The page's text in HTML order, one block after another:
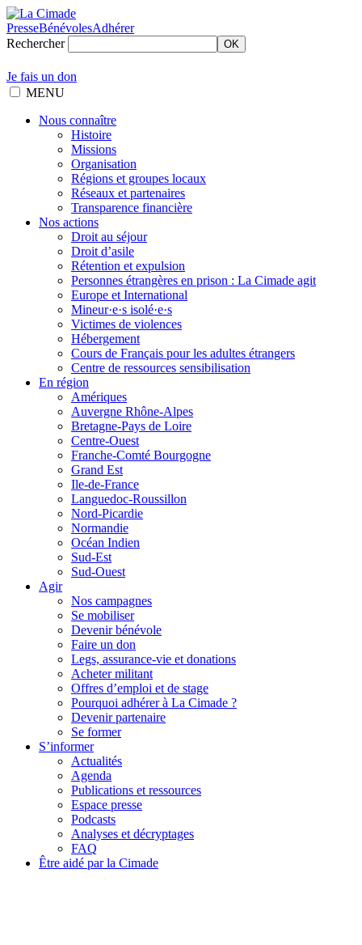
PresseBénévolesAdhérer
Rechercher
OK
Je fais un don
MENU
Nous connaître
Histoire
Missions
Organisation
Régions et groupes locaux
Réseaux et partenaires
Transparence financière
Nos actions
Droit au séjour
Droit d’asile
Rétention et expulsion
Personnes étrangères en prison : La Cimade agit
Europe et International
Mineur·e·s isolé·e·s
Victimes de violences
Hébergement
Cours de Français pour les adultes étrangers
Centre de ressources sensibilisation
En région
Amériques
Auvergne Rhône-Alpes
Bretagne-Pays de Loire
Centre-Ouest
Franche-Comté Bourgogne
Grand Est
Ile-de-France
Languedoc-Roussillon
Nord-Picardie
Normandie
Océan Indien
Sud-Est
Sud-Ouest
Agir
Nos campagnes
Se mobiliser
Devenir bénévole
Faire un don
Legs, assurance-vie et donations
Acheter militant
Offres d’emploi et de stage
Pourquoi adhérer à La Cimade ?
Devenir partenaire
Se former
S’informer
Actualités
Agenda
Publications et ressources
Espace presse
Podcasts
Analyses et décryptages
FAQ
Être aidé par la Cimade